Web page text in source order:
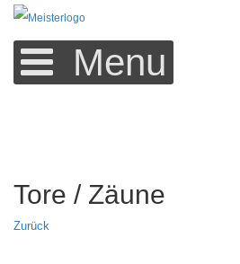
Menu
Tore / Zäune
Zurück